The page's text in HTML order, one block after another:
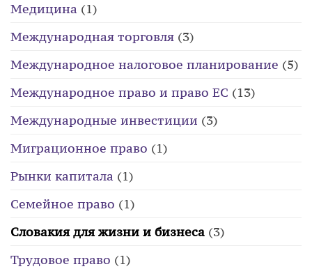
Медицина (1)
Международная торговля (3)
Международное налоговое планирование (5)
Международное право и право ЕС (13)
Международные инвестиции (3)
Миграционное право (1)
Рынки капитала (1)
Семейное право (1)
Словакия для жизни и бизнеса (3)
Трудовое право (1)